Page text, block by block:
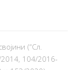
(“Сл.
104/2016-